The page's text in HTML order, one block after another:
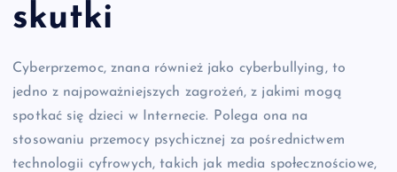
skutki
Cyberprzemoc, znana również jako cyberbullying, to
jedno z najpoważniejszych zagrożeń, z jakimi mogą
spotkać się dzieci w Internecie. Polega ona na
stosowaniu przemocy psychicznej za pośrednictwem
technologii cyfrowych, takich jak media społecznościowe,